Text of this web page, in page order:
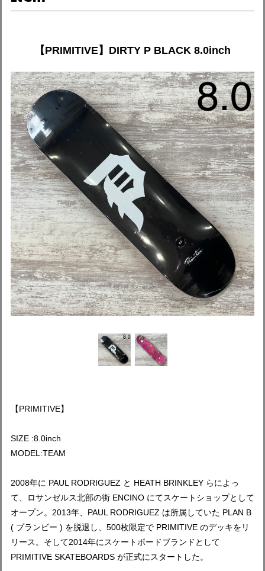
【PRIMITIVE】DIRTY P BLACK 8.0inch
【PRIMITIVE】
SIZE :8.0inch
MODEL:TEAM
2008年に PAUL RODRIGUEZ と HEATH BRINKLEY らによっ
て、ロサンゼルス北部の街 ENCINO にてスケートショップとして
オープン。2013年、PAUL RODRIGUEZ は所属していた PLAN B
( プランビー ) を脱退し、500枚限定で PRIMITIVE のデッキをリ
リース。そして2014年にスケートボードブランドとして
PRIMITIVE SKATEBOARDS が正式にスタートした。